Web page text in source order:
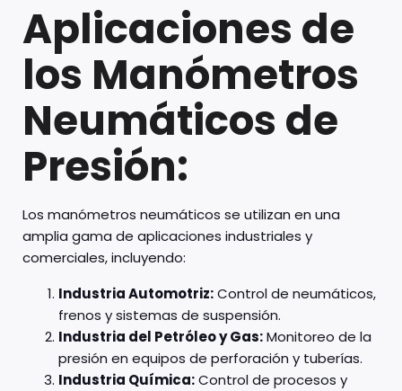
Aplicaciones de
los Manómetros
Neumáticos de
Presión:
Los manómetros neumáticos se utilizan en una
amplia gama de aplicaciones industriales y
comerciales, incluyendo:
Industria Automotriz:Control de neumáticos,
frenos y sistemas de suspensión.
Industria del Petróleo y Gas:Monitoreo de la
presión en equipos de perforación y tuberías.
Industria Química:Control de procesos y